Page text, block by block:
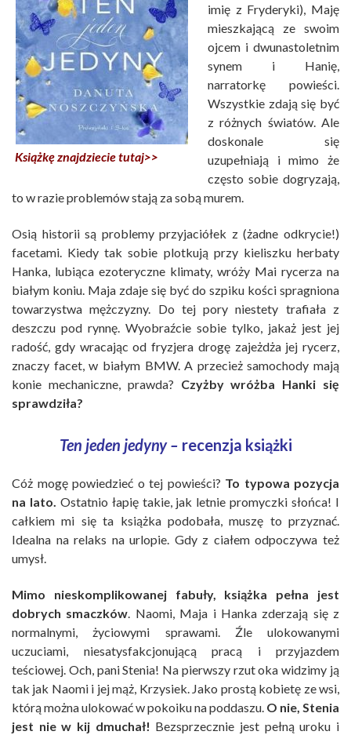
Książkę znajdziecie tutaj>>
imię z Fryderyki), Maję
mieszkającą ze swoim
ojcem i dwunastoletnim
synem i Hanię,
narratorkę powieści.
Wszystkie zdają się być
z różnych światów. Ale
doskonale się
uzupełniają i mimo że
często sobie dogryzają,
to w razie problemów stają za sobą murem.
Osią historii są problemy przyjaciółek z (żadne odkrycie!)
facetami. Kiedy tak sobie plotkują przy kieliszku herbaty
Hanka, lubiąca ezoteryczne klimaty, wróży Mai rycerza na
białym koniu. Maja zdaje się być do szpiku kości spragniona
towarzystwa mężczyzny. Do tej pory niestety trafiała z
deszczu pod rynnę. Wyobraźcie sobie tylko, jakaż jest jej
radość, gdy wracając od fryzjera drogę zajeżdża jej rycerz,
znaczy facet, w białym BMW. A przecież samochody mają
konie mechaniczne, prawda? Czyżby wróżba Hanki się
sprawdziła?
Ten jeden jedyny – recenzja książki
Cóż mogę powiedzieć o tej powieści? To typowa pozycja
na lato. Ostatnio łapię takie, jak letnie promyczki słońca! I
całkiem mi się ta książka podobała, muszę to przyznać.
Idealna na relaks na urlopie. Gdy z ciałem odpoczywa też
umysł.
Mimo nieskomplikowanej fabuły, książka pełna jest
dobrych smaczków. Naomi, Maja i Hanka zderzają się z
normalnymi, życiowymi sprawami. Źle ulokowanymi
uczuciami, niesatysfakcjonującą pracą i przyjazdem
teściowej. Och, pani Stenia! Na pierwszy rzut oka widzimy ją
tak jak Naomi i jej mąż, Krzysiek. Jako prostą kobietę ze wsi,
którą można ulokować w pokoiku na poddaszu. O nie, Stenia
jest nie w kij dmuchał! Bezsprzecznie jest pełną uroku i